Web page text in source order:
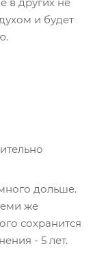
и будет
дольше.
же
сохранится
- 5 лет.